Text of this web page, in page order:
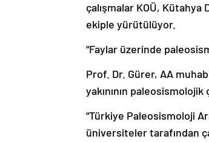
çalışmalar KOÜ,
ekiple yürütülüyor.
“Faylar üzerinde
Prof. Dr. Gürer, AA
yakınının paleosismolojik
“Türkiye Paleosismoloji
üniversiteler tarafından